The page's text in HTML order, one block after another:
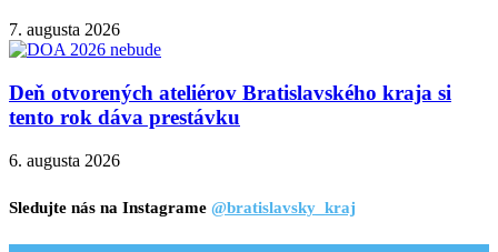
7. augusta 2026
Deň otvorených ateliérov Bratislavského kraja si
tento rok dáva prestávku
6. augusta 2026
Sledujte nás na Instagrame @bratislavsky_kraj